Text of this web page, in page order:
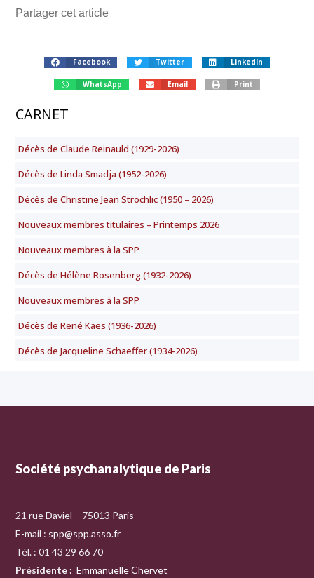
Partager cet article
Facebook Twitter LinkedIn
WhatsApp Email Print
CARNET
Décès de Claude Reinauld (1929-2026)
Décès de Linda Smadja (1952-2026)
Décès de Christine Jean Strochlic (1950 – 2026)
Nouveaux membres titulaires – Printemps 2026
Nouveaux membres à la SPP
Décès de Hélène Rosenberg (1932-2026)
Nouveaux membres à la SPP
Décès de René Kaës (1936-2026)
Décès de Jacqueline Schaeffer (1934-2026)
Société psychanalytique de Paris
21 rue Daviel – 75013 Paris
E-mail : spp@spp.asso.fr
Tél. : 01 43 29 66 70
Présidente : Emmanuelle Chervet